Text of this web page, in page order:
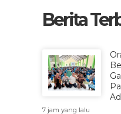
Berita
7 jam yang lalu